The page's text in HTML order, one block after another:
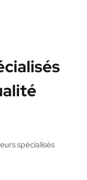
spécialisés